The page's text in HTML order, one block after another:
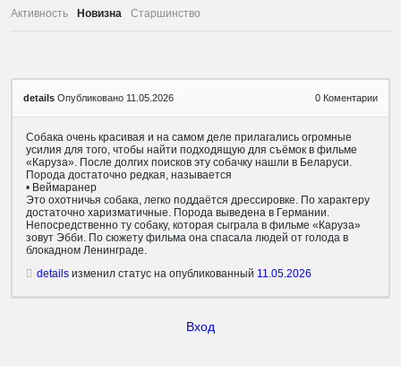
Активность Новизна Старшинство
details Опубликовано 11.05.2026 0 Коментарии
Собака очень красивая и на самом деле прилагались огромные
усилия для того, чтобы найти подходящую для съёмок в фильме
«Каруза». После долгих поисков эту собачку нашли в Беларуси.
Порода достаточно редкая, называется
• Веймаранер
Это охотничья собака, легко поддаётся дрессировке. По характеру
достаточно харизматичные. Порода выведена в Германии.
Непосредственно ту собаку, которая сыграла в фильме «Каруза»
зовут Эбби. По сюжету фильма она спасала людей от голода в
блокадном Ленинграде.
details изменил статус на опубликованный 11.05.2026
Вход